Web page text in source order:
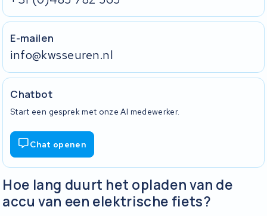
E-mailen
info@kwsseuren.nl
Chatbot
Start een gesprek met onze AI medewerker.
Chat openen
Hoe lang duurt het opladen van de
accu van een elektrische fiets?